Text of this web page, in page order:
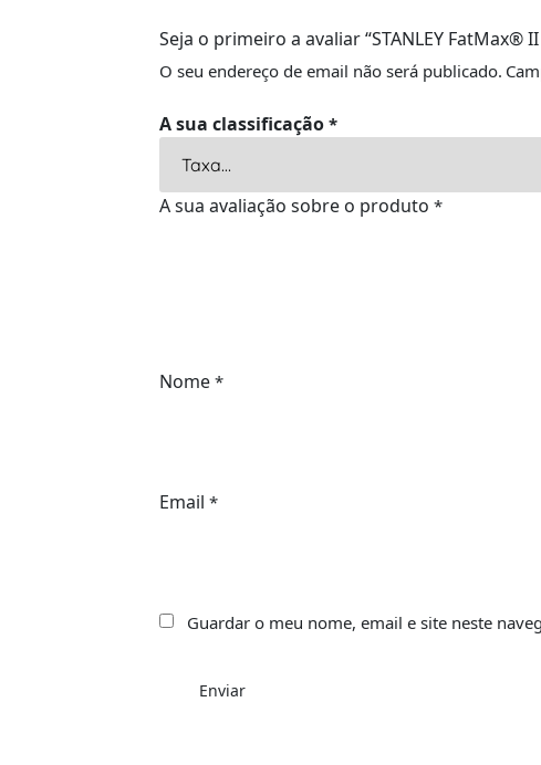
Seja o primeiro a avaliar “STANLEY FatMax®
O seu endereço de email não será publicado.
A sua classificação *
A sua avaliação sobre o produto *
Nome *
Email *
Guardar o meu nome, email e site neste